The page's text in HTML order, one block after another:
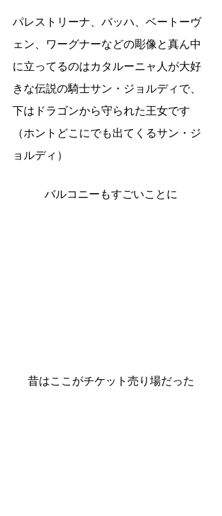
パレストリーナ、バッハ、ベートーヴ
ェン、ワーグナーなどの彫像と真ん中
に立ってるのはカタルーニャ人が大好
きな伝説の騎士サン・ジョルディで、
下はドラゴンから守られた王女です
（ホントどこにでも出てくるサン・ジ
ョルディ）
バルコニーもすごいことに
昔はここがチケット売り場だった